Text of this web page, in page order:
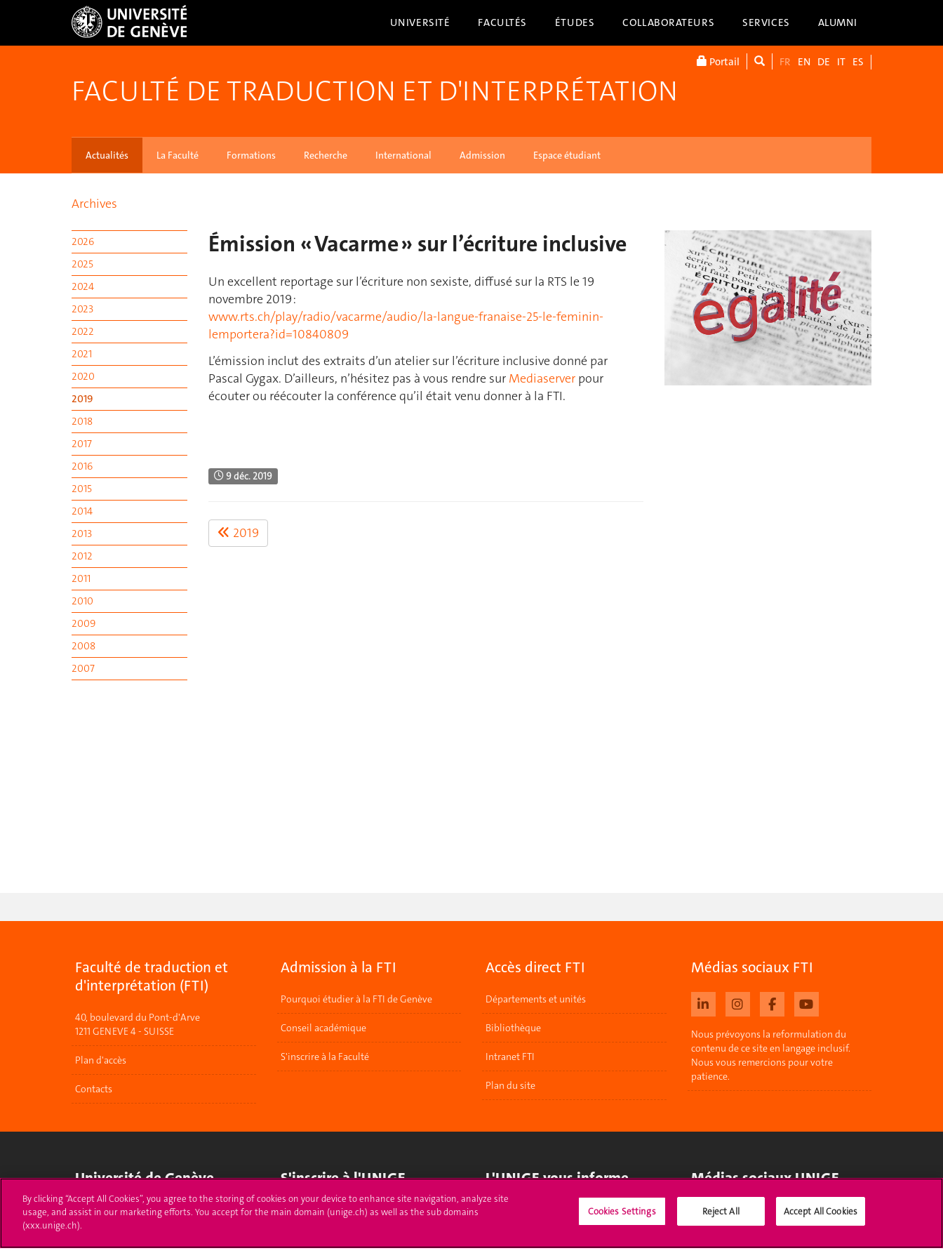
UNIVERSITÉ FACULTÉS ÉTUDES COLLABORATEURS SERVICES ALUMNI
Portail FR EN DE IT ES
FACULTÉ DE TRADUCTION ET D'INTERPRÉTATION
Actualités La Faculté Formations Recherche International Admission Espace étudiant
Archives
2026
2025
2024
2023
2022
2021
2020
2019
2018
2017
2016
2015
2014
2013
2012
2011
2010
2009
2008
2007
Émission « Vacarme » sur l’écriture inclusive
Un excellent reportage sur l’écriture non sexiste, diffusé sur la RTS le 19
novembre 2019 :
www.rts.ch/play/radio/vacarme/audio/la-langue-franaise-25-le-feminin-
lemportera?id=10840809
L’émission inclut des extraits d’un atelier sur l’écriture inclusive donné par
Pascal Gygax. D’ailleurs, n’hésitez pas à vous rendre sur Mediaserver pour
écouter ou réécouter la conférence qu’il était venu donner à la FTI.
9 déc. 2019
2019
Faculté de traduction et
d'interprétation (FTI)
40, boulevard du Pont-d'Arve
1211 GENEVE 4 - SUISSE
Plan d'accès
Contacts
Admission à la FTI
Pourquoi étudier à la FTI de Genève
Conseil académique
S'inscrire à la Faculté
Accès direct FTI
Départements et unités
Bibliothèque
Intranet FTI
Plan du site
Médias sociaux FTI
Nous prévoyons la reformulation du
contenu de ce site en langage inclusif.
Nous vous remercions pour votre
patience.
Université de Genève
24 rue du Général-Dufour
1211 Genève 4
F. +41 (0)22 379 11 34
S'inscrire à l'UNIGE
Immatriculations
L'UNIGE vous informe Médias sociaux UNIGE
By clicking “Accept All Cookies”, you agree to the storing of cookies on your device to enhance site navigation, analyze site
usage, and assist in our marketing efforts. You accept for the main domain (unige.ch) as well as the sub domains
(xxx.unige.ch).
Cookies Settings Reject All Accept All Cookies